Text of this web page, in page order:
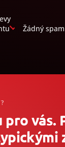
Žádný spam
pro vás.